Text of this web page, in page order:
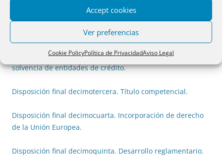
Accept cookies
Ver preferencias
Cookie PolicyPolítica de PrivacidadAviso Legal
de 14 de noviembre, de reestructuración y resolución de
entidades de crédito.
Disposición final duodécima. Modificación de la Ley
10/2014, de 26 de junio, de ordenación, supervisión y
solvencia de entidades de crédito.
Disposición final decimotercera. Título competencial.
Disposición final decimocuarta. Incorporación de derecho
de la Unión Europea.
Disposición final decimoquinta. Desarrollo reglamentario.